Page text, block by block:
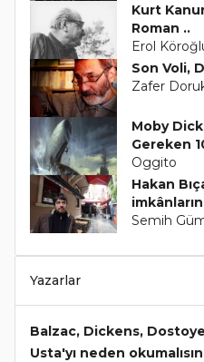
Kurt
Roman ..
Erol
Son Voli,
Zafer
Moby
Gereken
Oggito
Hakan
Semih
Yazarlar
Balzac, Dickens,
Usta'yı neden